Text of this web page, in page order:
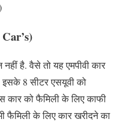
है. वैसे तो यह एमपीवी कार
इसके 8 सीटर एसयूवी को
कार को फैमिली के लिए काफी
फैमिली के लिए कार खरीदने का